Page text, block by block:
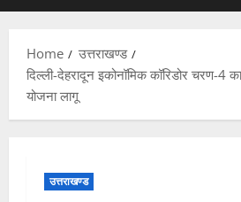
Home
उत्तराखण्ड
दिल्ली-देहरादून इकोनॉमिक कॉरिडोर चरण-4
योजना लागू
उत्तराखण्ड